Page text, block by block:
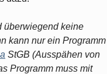
überwiegend keine
kann nur ein Programm
StGB (Ausspähen von
Programm muss mit